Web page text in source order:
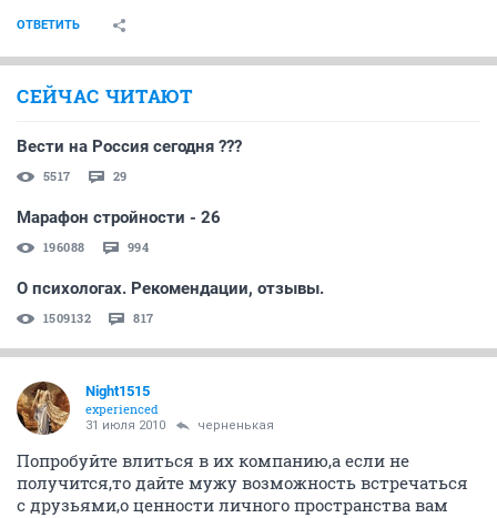
ОТВЕТИТЬ
СЕЙЧАС ЧИТАЮТ
Вести на Россия сегодня ???
5517 29
Марафон стройности - 26
196088 994
О психологах. Рекомендации, отзывы.
1509132 817
Night1515
experienced
31 июля 2010 черненькая
Попробуйте влиться в их компанию,а если не
получится,то дайте мужу возможность встречаться
с друзьями,о ценности личного пространства вам